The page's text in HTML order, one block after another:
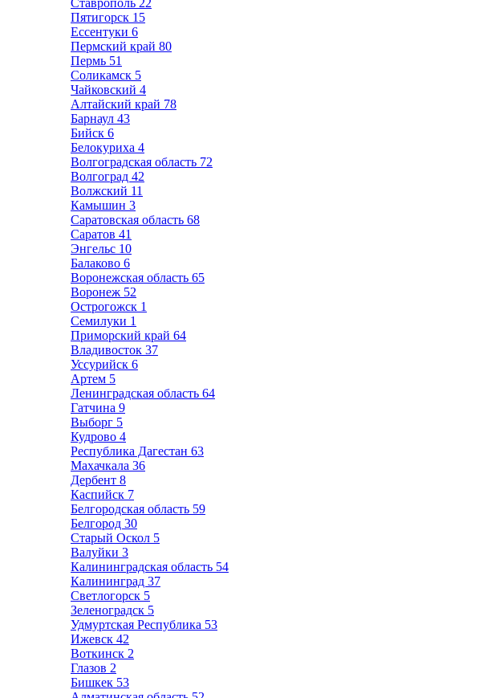
Ставрополь 22
Пятигорск 15
Ессентуки 6
Пермский край 80
Пермь 51
Соликамск 5
Чайковский 4
Алтайский край 78
Барнаул 43
Бийск 6
Белокуриха 4
Волгоградская область 72
Волгоград 42
Волжский 11
Камышин 3
Саратовская область 68
Саратов 41
Энгельс 10
Балаково 6
Воронежская область 65
Воронеж 52
Острогожск 1
Семилуки 1
Приморский край 64
Владивосток 37
Уссурийск 6
Артем 5
Ленинградская область 64
Гатчина 9
Выборг 5
Кудрово 4
Республика Дагестан 63
Махачкала 36
Дербент 8
Каспийск 7
Белгородская область 59
Белгород 30
Старый Оскол 5
Валуйки 3
Калининградская область 54
Калининград 37
Светлогорск 5
Зеленоградск 5
Удмуртская Республика 53
Ижевск 42
Воткинск 2
Глазов 2
Бишкек 53